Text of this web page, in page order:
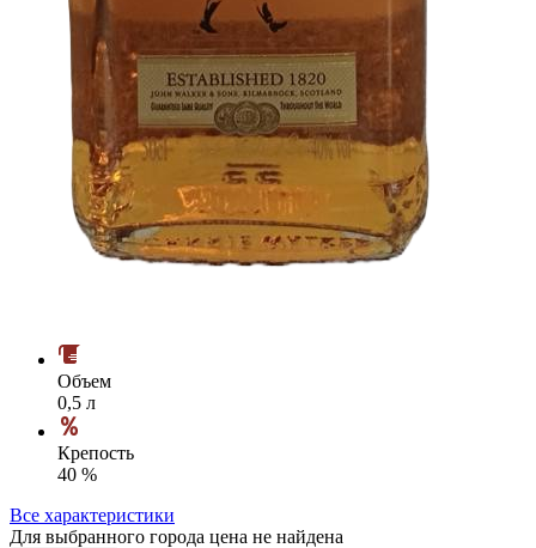
Объем
0,5 л
Крепость
40 %
Все характеристики
Для выбранного города цена не найдена